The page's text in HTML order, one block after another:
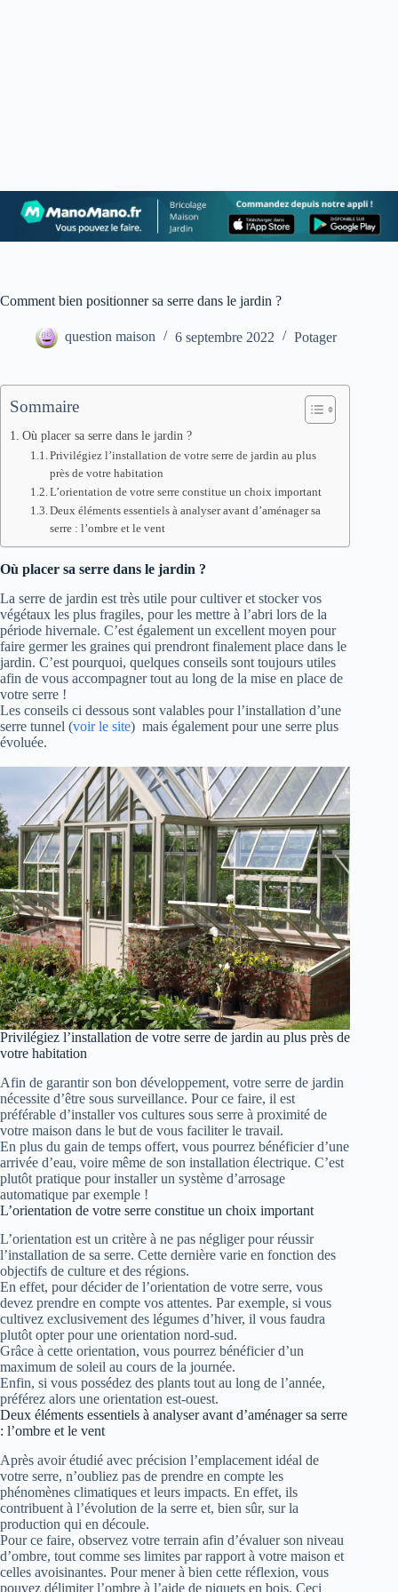
Comment bien positionner sa serre dans le jardin ?
question maison 6 septembre 2022 Potager
Sommaire
Où placer sa serre dans le jardin ?
Privilégiez l’installation de votre serre de jardin au plus
près de votre habitation
L’orientation de votre serre constitue un choix important
Deux éléments essentiels à analyser avant d’aménager sa
serre : l’ombre et le vent
Où placer sa serre dans le jardin ?
La serre de jardin est très utile pour cultiver et stocker vos
végétaux les plus fragiles, pour les mettre à l’abri lors de la
période hivernale. C’est également un excellent moyen pour
faire germer les graines qui prendront finalement place dans le
jardin. C’est pourquoi, quelques conseils sont toujours utiles
afin de vous accompagner tout au long de la mise en place de
votre serre !
Les conseils ci dessous sont valables pour l’installation d’une
serre tunnel (voir le site) mais également pour une serre plus
évoluée.
Privilégiez l’installation de votre serre de jardin au plus près de
votre habitation
Afin de garantir son bon développement, votre serre de jardin
nécessite d’être sous surveillance. Pour ce faire, il est
préférable d’installer vos cultures sous serre à proximité de
votre maison dans le but de vous faciliter le travail.
En plus du gain de temps offert, vous pourrez bénéficier d’une
arrivée d’eau, voire même de son installation électrique. C’est
plutôt pratique pour installer un système d’arrosage
automatique par exemple !
L’orientation de votre serre constitue un choix important
L’orientation est un critère à ne pas négliger pour réussir
l’installation de sa serre. Cette dernière varie en fonction des
objectifs de culture et des régions.
En effet, pour décider de l’orientation de votre serre, vous
devez prendre en compte vos attentes. Par exemple, si vous
cultivez exclusivement des légumes d’hiver, il vous faudra
plutôt opter pour une orientation nord-sud.
Grâce à cette orientation, vous pourrez bénéficier d’un
maximum de soleil au cours de la journée.
Enfin, si vous possédez des plants tout au long de l’année,
préférez alors une orientation est-ouest.
Deux éléments essentiels à analyser avant d’aménager sa serre
: l’ombre et le vent
Après avoir étudié avec précision l’emplacement idéal de
votre serre, n’oubliez pas de prendre en compte les
phénomènes climatiques et leurs impacts. En effet, ils
contribuent à l’évolution de la serre et, bien sûr, sur la
production qui en découle.
Pour ce faire, observez votre terrain afin d’évaluer son niveau
d’ombre, tout comme ses limites par rapport à votre maison et
celles avoisinantes. Pour mener à bien cette réflexion, vous
pouvez délimiter l’ombre à l’aide de piquets en bois. Ceci